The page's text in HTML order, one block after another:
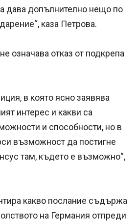
дава допълнително нещо по
каза Петрова.
означава отказ от подкрепа
в която ясно заявява
интерес и какви са
и способности, но в
възможност да постигне
там, където е възможно“,
какво послание съдържа
на Германия отпреди